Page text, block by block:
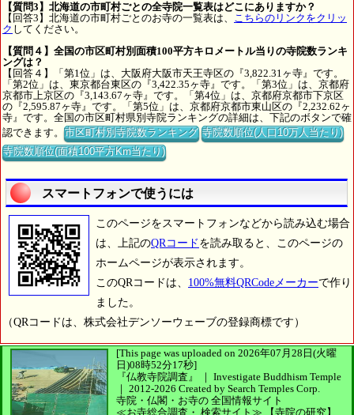
【質問3】北海道の市町村ごとの全寺院一覧表はどこにありますか？
【回答3】北海道の市町村ごとのお寺の一覧表は、 こちらのリンクをクリッ
ク してください。
【質問４】全国の市区町村別面積100平方キロメートル当りの寺院数ランキ
ングは？
【回答４】「第1位」は、大阪府大阪市天王寺区の『3,822.31ヶ寺』です。
「第2位」は、東京都台東区の『3,422.35ヶ寺』です。「第3位」は、京都府
京都市上京区の『3,143.67ヶ寺』です。「第4位」は、京都府京都市下京区
の『2,595.87ヶ寺』です。「第5位」は、京都府京都市東山区の『2,232.62ヶ
寺』です。全国の市区町村県別寺院ランキングの詳細は、下記のボタンで確
認できます。市区町村別寺院数ランキング 寺院数順位(人口10万人当たり)
寺院数順位(面積100平方Km当たり)
スマートフォンで使うには
このページをスマートフォンなどから読み込む場合
は、上記のQRコード を読み取ると、このページの
ホームページが表示されます。
このQRコードは、 100%無料QRCodeメーカーで作り
ました。
（QRコードは、株式会社デンソーウェーブの登録商標です）
[This page was uploaded on 2026年07月28日(火曜
日)08時52分17秒]
『仏教寺院調査』 ｜ Investigate Buddhism Temple
｜ 2012-2026 Created by Search Temples Corp.
寺院・仏閣・お寺の 全国情報サイト
≪お寺総合調査・ 検索サイト≫ 【寺院の研究】